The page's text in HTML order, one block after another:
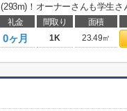
！オーナーさんも学生
礼金 間取り 面積
0ヶ月 1K 23.49㎡